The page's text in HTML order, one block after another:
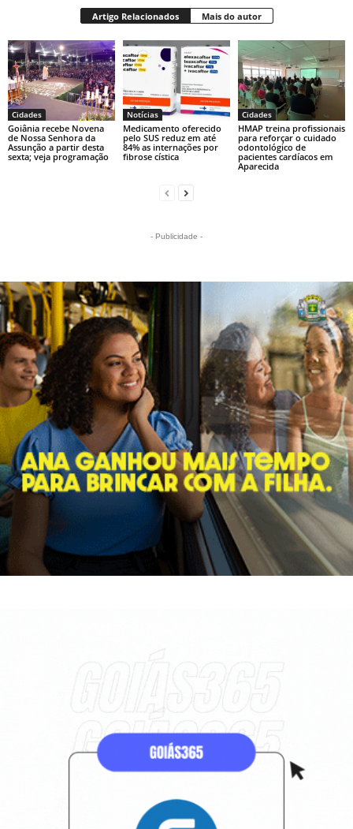
Artigo Relacionados Mais do autor
Cidades
Goiânia recebe Novena
de Nossa Senhora da
Assunção a partir desta
sexta; veja programação
Notícias
Medicamento oferecido
pelo SUS reduz em até
84% as internações por
fibrose cística
Cidades
HMAP treina profissionais
para reforçar o cuidado
odontológico de
pacientes cardíacos em
Aparecida
- Publicidade -